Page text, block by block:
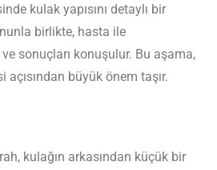
kulak yapısını detaylı bir
birlikte, hasta ile
sonuçları konuşulur. Bu aşama,
büyük önem taşır.
kulağın arkasından küçük bir